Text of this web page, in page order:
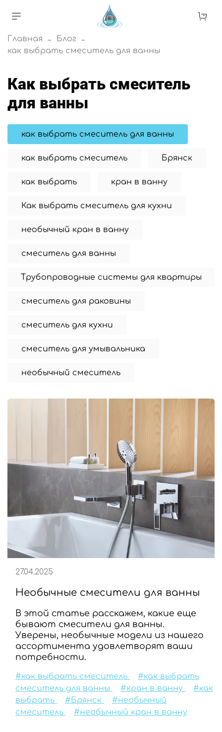
Главная
Блог
как выбрать смеситель для ванны
как выбрать смеситель
для ванны
как выбрать смеситель для ванны
как выбрать смеситель Брянск
как выбрать кран в ванну
Как выбрать смеситель для кухни
необычный кран в ванну
смеситель для ванны
Трубопроводные системы для квартиры
смеситель для раковины
смеситель для кухни
смеситель для умывальника
необычный смеситель
Необычные смесители для ванны
В этой статье расскажем, какие еще
бывают смесители для ванны.
Уверены, необычные модели из нашего
ассортимента удовлетворят ваши
потребности.
27.04.2025
#как выбрать смеситель
#как выбрать
смеситель для ванны
#кран в ванну
#как
выбрать
#Брянск
#необычный
смеситель
#необычный кран в ванну